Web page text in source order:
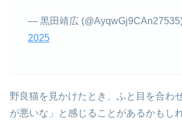
— 黒田靖広
2025
野良猫を見かけたとき、ふと目を合わ
が悪いな」と感じることがあるかもし